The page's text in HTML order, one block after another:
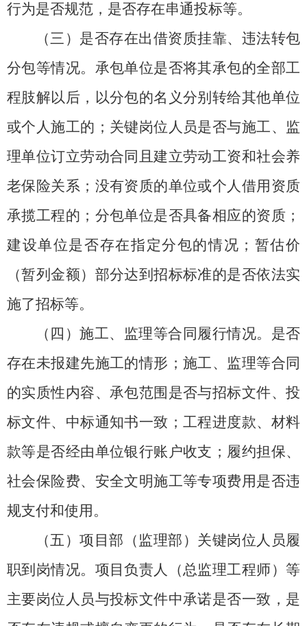
行为是否规范，是否存在串通投标等。
（三）是否存在出借资质挂靠、违法转包
分包等情况。 承包单位是否将其承包的全部工
程肢解以后，以分包的名义分别转给其他单位
或个人施工的；关键岗位人员是否与施工、监
理单位订立劳动合同且建立劳动工资和社会养
老保险关系；没有资质的单位或个人借用资质
承揽工程的；分包单位是否具备相应的资质；
建设单位是否存在指定分包的情况；暂估价
（暂列金额）部分达到招标标准的是否依法实
施了招标等。
（四）施工、监理等合同履行情况。 是否
存在未报建先施工的情形；施工、监理等合同
的实质性内容、承包范围是否与招标文件、投
标文件、中标通知书一致；工程进度款、材料
款等是否经由单位银行账户收支；履约担保、
社会保险费、安全文明施工等专项费用是否违
规支付和使用。
（五）项目部（监理部）关键岗位人员履
职到岗情况。 项目负责人（总监理工程师）等
主要岗位人员与投标文件中承诺是否一致，是